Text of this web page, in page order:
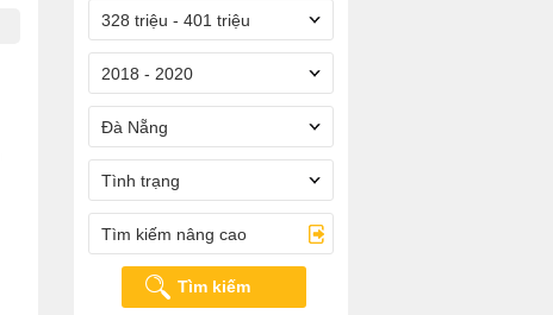
328 triệu - 401 triệu
2018 - 2020
Đà Nẵng
Tình trạng
Tìm kiếm nâng cao
Tìm kiếm